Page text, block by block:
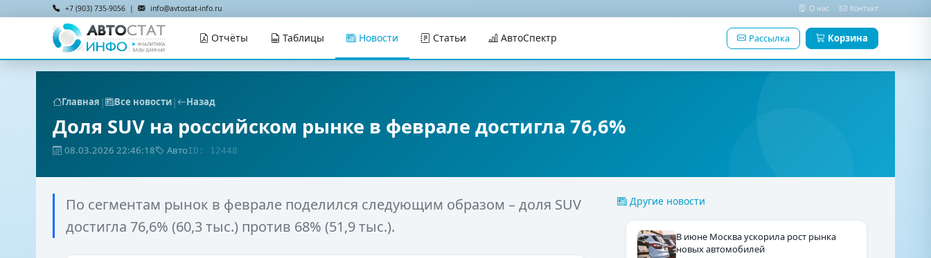
+7 (903) 735-9056 | info@avtostat-info.ru О нас Контакт
Отчёты Таблицы Новости Статьи АвтоСпектр Рассылка Корзина
Главная | Все новости| Назад
Доля SUV на российском рынке в феврале достигла 76,6%
08.03.2026 22:46:18 АвтоID: 12448
По сегментам рынок в феврале поделился следующим образом – доля SUV
достигла 76,6% (60,3 тыс.) против 68% (51,9 тыс.).
Другие новости
В июне Москва ускорила рост рынка
новых автомобилей